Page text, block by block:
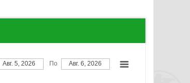
Авг. 5, 2026 По Авг. 6, 2026